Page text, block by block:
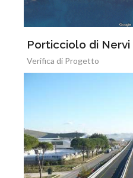
Porticciolo di Nervi
Verifica di Progetto